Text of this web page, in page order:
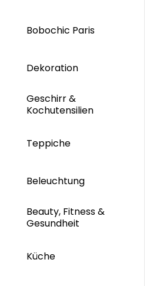
Bobochic Paris
Dekoration
Geschirr &
Kochutensilien
Teppiche
Beleuchtung
Beauty, Fitness &
Gesundheit
Küche